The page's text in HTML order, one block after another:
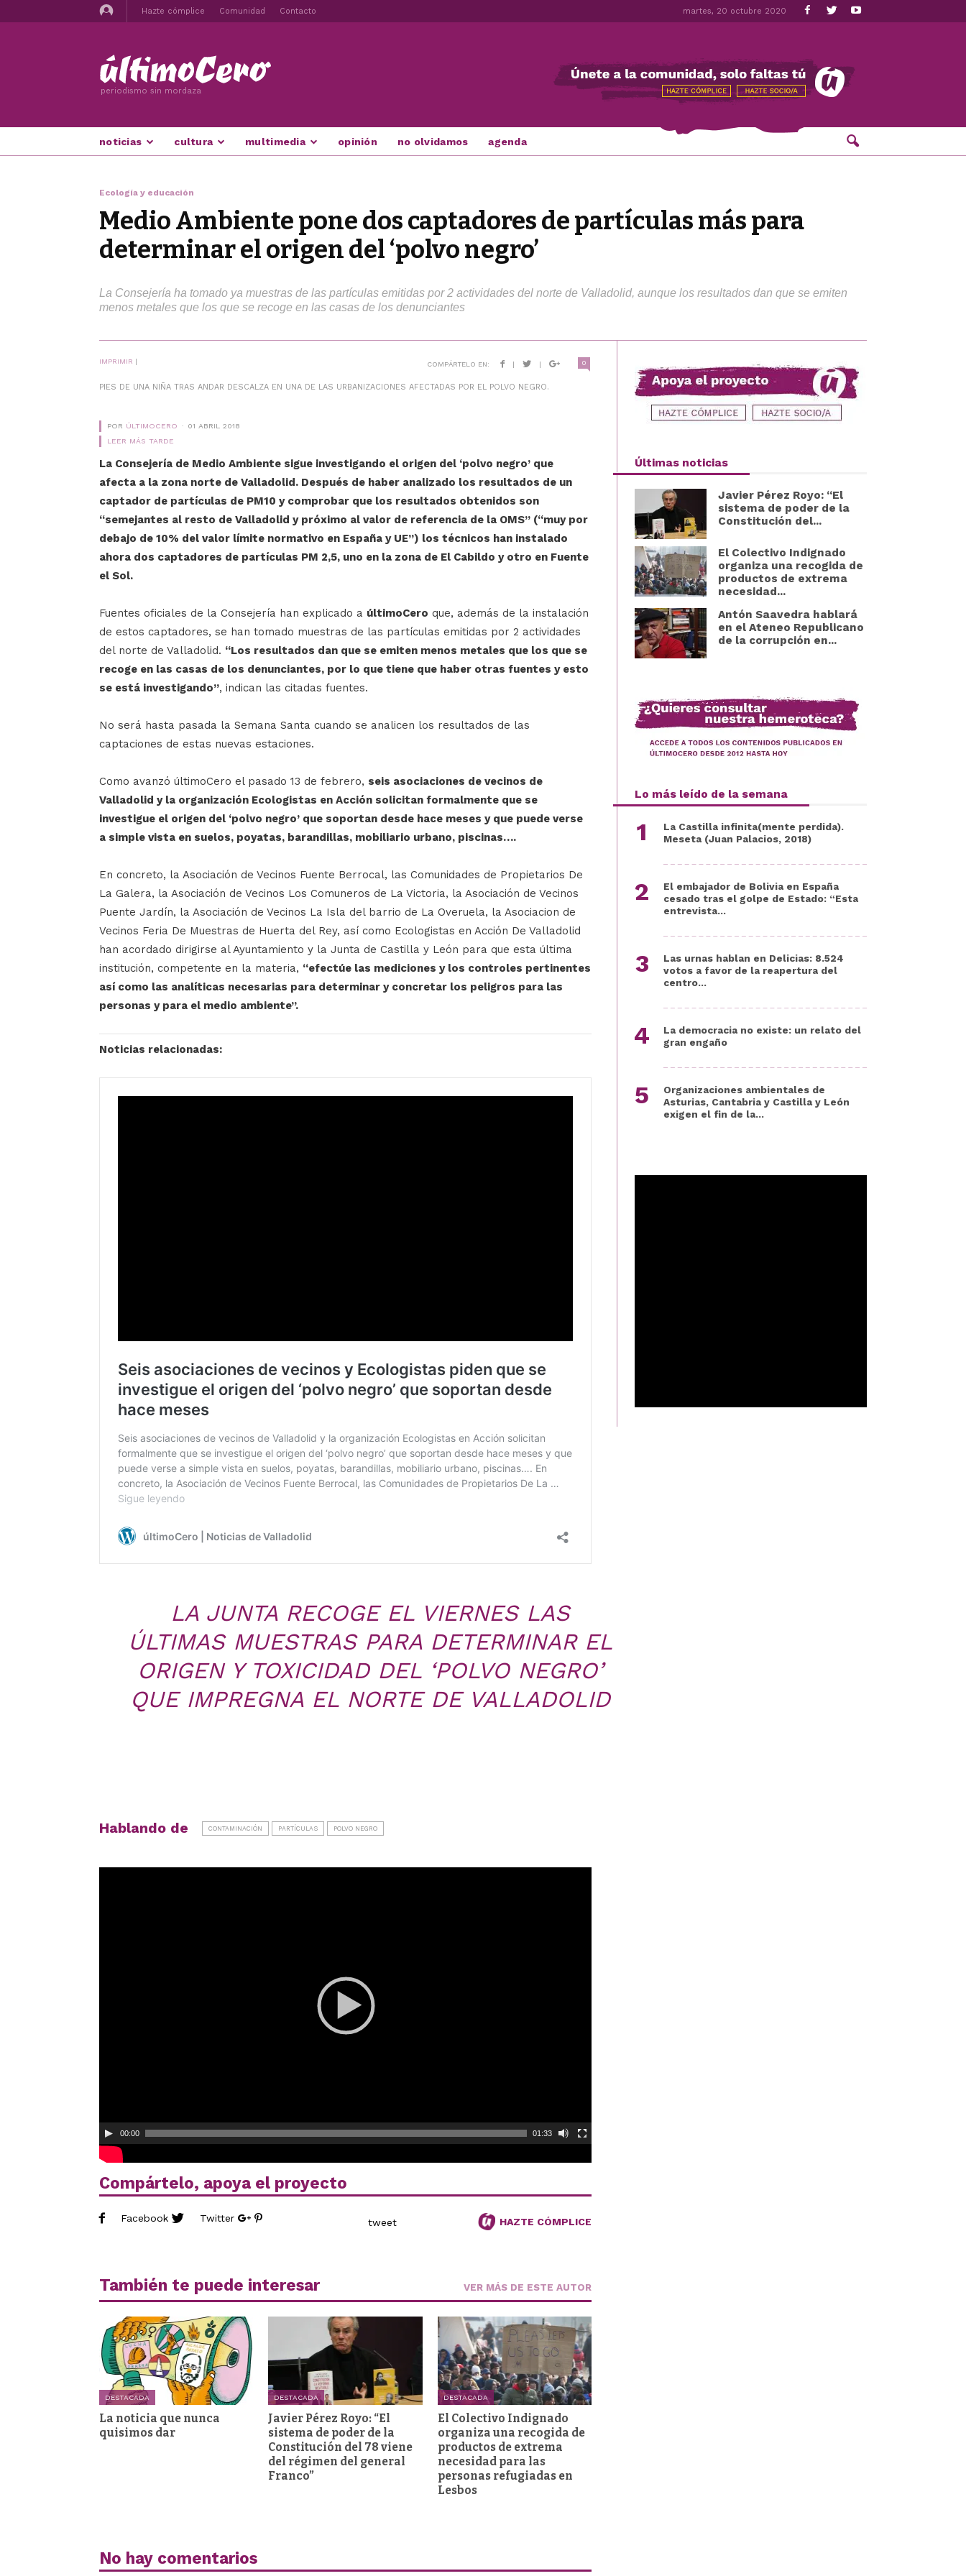
Hazte cómplice Comunidad Contacto martes, 20 octubre 2020
periodismo sin mordaza
noticias cultura multimedia opinión no olvidamos agenda
Ecología y educación
Medio Ambiente pone dos captadores de partículas más para
determinar el origen del ‘polvo negro’
La Consejería ha tomado ya muestras de las partículas emitidas por 2 actividades del norte de Valladolid, aunque los resultados dan que se emiten
menos metales que los que se recoge en las casas de los denunciantes
IMPRIMIR | COMPÁRTELO EN: | | 0
PIES DE UNA NIÑA TRAS ANDAR DESCALZA EN UNA DE LAS URBANIZACIONES AFECTADAS POR EL POLVO NEGRO.
POR ÚLTIMOCERO
01 ABRIL 2018
LEER MÁS TARDE
La Consejería de Medio Ambiente sigue investigando el origen del ‘polvo negro’ que
afecta a la zona norte de Valladolid. Después de haber analizado los resultados de un
captador de partículas de PM10 y comprobar que los resultados obtenidos son
“semejantes al resto de Valladolid y próximo al valor de referencia de la OMS” (“muy por
debajo de 10% del valor límite normativo en España y UE”) los técnicos han instalado
ahora dos captadores de partículas PM 2,5, uno en la zona de El Cabildo y otro en Fuente
el Sol.
Fuentes oficiales de la Consejería han explicado a últimoCero que, además de la instalación
de estos captadores, se han tomado muestras de las partículas emitidas por 2 actividades
del norte de Valladolid. “Los resultados dan que se emiten menos metales que los que se
recoge en las casas de los denunciantes, por lo que tiene que haber otras fuentes y esto
se está investigando”, indican las citadas fuentes.
No será hasta pasada la Semana Santa cuando se analicen los resultados de las
captaciones de estas nuevas estaciones.
Como avanzó últimoCero el pasado 13 de febrero, seis asociaciones de vecinos de
Valladolid y la organización Ecologistas en Acción solicitan formalmente que se
investigue el origen del ‘polvo negro’ que soportan desde hace meses y que puede verse
a simple vista en suelos, poyatas, barandillas, mobiliario urbano, piscinas….
En concreto, la Asociación de Vecinos Fuente Berrocal, las Comunidades de Propietarios De
La Galera, la Asociación de Vecinos Los Comuneros de La Victoria, la Asociación de Vecinos
Puente Jardín, la Asociación de Vecinos La Isla del barrio de La Overuela, la Asociacion de
Vecinos Feria De Muestras de Huerta del Rey, así como Ecologistas en Acción De Valladolid
han acordado dirigirse al Ayuntamiento y la Junta de Castilla y León para que esta última
institución, competente en la materia, “efectúe las mediciones y los controles pertinentes
así como las analíticas necesarias para determinar y concretar los peligros para las
personas y para el medio ambiente”.
Noticias relacionadas:
LA JUNTA RECOGE EL VIERNES LAS
ÚLTIMAS MUESTRAS PARA DETERMINAR EL
ORIGEN Y TOXICIDAD DEL ‘POLVO NEGRO’
QUE IMPREGNA EL NORTE DE VALLADOLID
Hablando de CONTAMINACIÓN PARTÍCULAS POLVO NEGRO
00:00 01:33
Compártelo, apoya el proyecto
Facebook Twitter tweet HAZTE CÓMPLICE
También te puede interesar VER MÁS DE ESTE AUTOR
DESTACADA
La noticia que nunca
quisimos dar
DESTACADA
Javier Pérez Royo: “El
sistema de poder de la
Constitución del 78 viene
del régimen del general
Franco”
DESTACADA
El Colectivo Indignado
organiza una recogida de
productos de extrema
necesidad para las
personas refugiadas en
Lesbos
No hay comentarios
Últimas noticias
Javier Pérez Royo: “El
sistema de poder de la
Constitución del...
El Colectivo Indignado
organiza una recogida de
productos de extrema
necesidad...
Antón Saavedra hablará
en el Ateneo Republicano
de la corrupción en...
Lo más leído de la semana
La Castilla infinita(mente perdida).
Meseta (Juan Palacios, 2018)
El embajador de Bolivia en España
cesado tras el golpe de Estado: “Esta
entrevista...
Las urnas hablan en Delicias: 8.524
votos a favor de la reapertura del
centro...
La democracia no existe: un relato del
gran engaño
Organizaciones ambientales de
Asturias, Cantabria y Castilla y León
exigen el fin de la...